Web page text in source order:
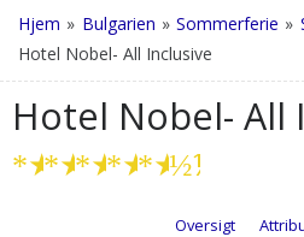
Hjem » Bulgarien » Sommerferie »
Hotel Nobel- All Inclusive
Hotel Nobel- All
★★★★★ ½
Oversigt